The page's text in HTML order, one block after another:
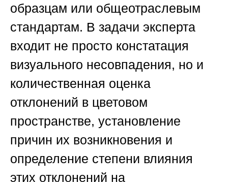
образцам или общеотраслевым
стандартам. В задачи эксперта
входит не просто констатация
визуального несовпадения, но и
количественная оценка
отклонений в цветовом
пространстве, установление
причин их возникновения и
определение степени влияния
этих отклонений на